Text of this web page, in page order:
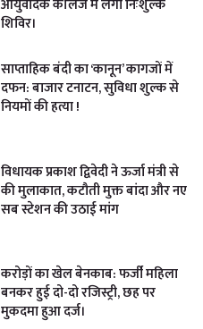
आयुर्वैदिक कॉलेज में लगा निःशुल्क
शिविर।
साप्ताहिक बंदी का ‘कानून’ कागजों में
दफन: बाजार टनाटन, सुविधा शुल्क से
नियमों की हत्या !
विधायक प्रकाश द्विवेदी ने ऊर्जा मंत्री से
की मुलाकात, कटौती मुक्त बांदा और नए
सब स्टेशन की उठाई मांग
करोड़ों का खेल बेनकाब: फर्जी महिला
बनकर हुई दो-दो रजिस्ट्री, छह पर
मुकदमा हुआ दर्ज।